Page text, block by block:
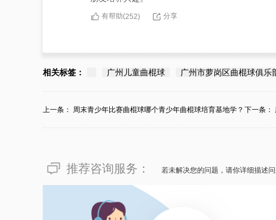
有帮助(252) 分享
相关标签： 广州儿童曲棍球 广州市萝岗区曲棍球俱乐
上一条： 周末青少年比赛曲棍球哪个青少年曲棍球培育基地学？ 下一条：
推荐咨询服务： 若未解决您的问题，请你详细描述